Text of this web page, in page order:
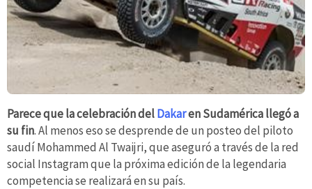
Parece que la celebración delDakaren Sudamérica llegó a
su fin. Al menos eso se desprende de un posteo del piloto
saudí Mohammed Al Twaijri, que aseguró a través de la red
social Instagram que la próxima edición de la legendaria
competencia se realizará en su país.